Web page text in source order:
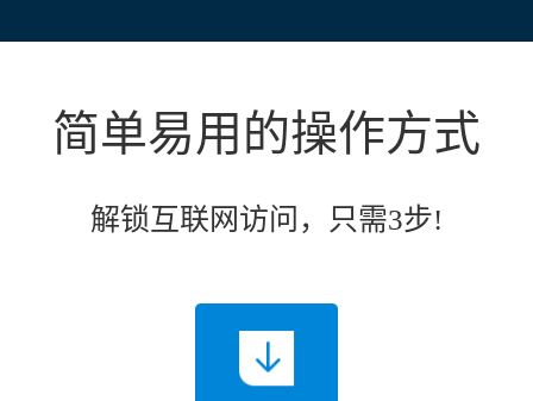
简单易用的操作方式
解锁互联网访问，只需3步!